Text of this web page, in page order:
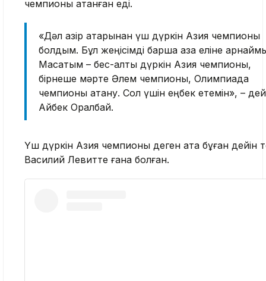
чемпионы атанған еді.
«Дәл қазір қатарынан үш дүркін Азия чемпионы
болдым. Бұл жеңісімді барша қазақ еліне
Мақсатым – бес-алты дүркін Азия чемпионы,
бірнеше мәрте Әлем чемпионы, Олимпиада
чемпионы атану. Сол үшін еңбек етемін», –
Айбек Оралбай.
Үш дүркін Азия чемпионы деген атақ бұған дейін
Василий Левитте ғана болған.